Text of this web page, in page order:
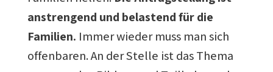
anstrengend und belastend für die
Familien. Immer wieder muss man sich
offenbaren. An der Stelle ist das Thema